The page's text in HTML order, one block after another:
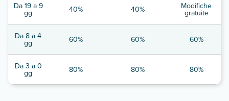
Da 19 a 9
gg 40% 40% Modifiche
gratuite
Da 8 a 4
gg 60% 60% 60%
Da 3 a 0
gg 80% 80% 80%